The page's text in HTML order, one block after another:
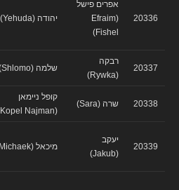
20336
אפרים פישל
(Efraim
Fishel)
יהודה (Yehuda)
20337 שלמה (Shlomo)
20338 שרה (Sara)
קופל ניימאן
(Kopel Najman)
20339 מיכאל (Michaek)